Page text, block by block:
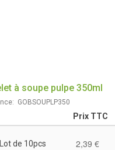
à soupe pulpe 350ml
GOBSOUPLP350
Prix TTC
Lot de 10pcs 2,39 €